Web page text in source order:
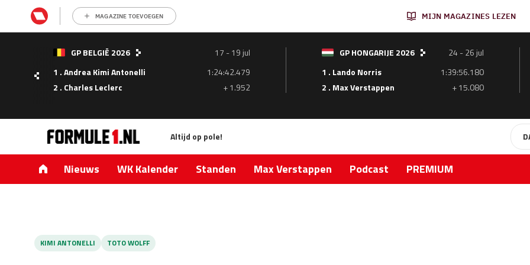
MAGAZINE TOEVOEGEN MIJN MAGAZINES LEZEN
GP BELGIË 2026
17 - 19 jul
1 . Andrea Kimi Antonelli
1:24:42.479
2 . Charles Leclerc
+ 1.952
GP HONGARIJE 2026
24 - 26 jul
1 . Lando Norris
1:39:56.180
2 . Max Verstappen
+ 15.080
Altijd op pole!
Nieuws WK Kalender Standen Max Verstappen Podcast PREMIUM
KIMI ANTONELLI TOTO WOLFF